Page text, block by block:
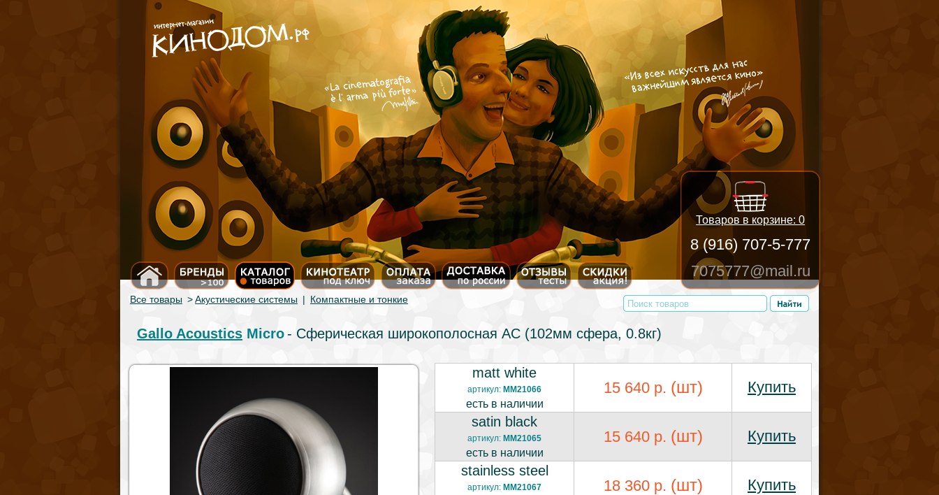
Товаров в корзине: 0
8 (916) 707-5-777
7075777@mail.ru
Все товары >Акустические системы | Компактные и тонкие
Gallo Acoustics Micro- Сферическая широкополосная АС (102мм сфера, 0.8кг)
matt white
артикул: MM21066
есть в наличии
15 640 р. (шт) Купить
satin black
артикул: MM21065
есть в наличии
15 640 р. (шт) Купить
stainless steel
артикул: MM21067 18 360 р. (шт) Купить